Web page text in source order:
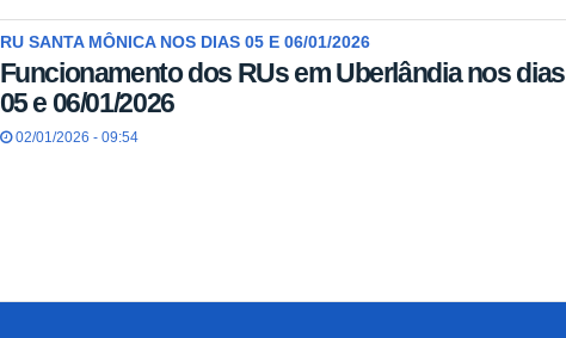
RU SANTA MÔNICA NOS DIAS 05 E 06/01/2026
Funcionamento dos RUs em Uberlândia nos dias
05 e 06/01/2026
02/01/2026 - 09:54